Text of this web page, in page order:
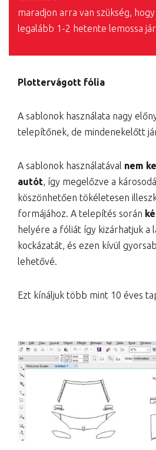
maradjon arra van szükség,
legalább 1-2 hetente lemossa
Plottervágott fólia
A sablonok használata nagy
telepítőnek, de mindenekelőtt
A sablonok használatával nem
autót, így megelőzve a
köszönhetően tökéletesen
formájához. A telepítés során
helyére a fóliát így kizárhatjuk a
kockázatát, és ezen kívül
lehetővé.
Ezt kínáljuk több mint 10 éves